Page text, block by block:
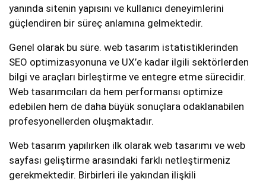
yanında sitenin yapısını ve kullanıcı deneyimlerini
güçlendiren bir süreç anlamına gelmektedir.
Genel olarak bu süre. web tasarım istatistiklerinden
SEO optimizasyonuna ve UX’e kadar ilgili sektörlerden
bilgi ve araçları birleştirme ve entegre etme sürecidir.
Web tasarımcıları da hem performansı optimize
edebilen hem de daha büyük sonuçlara odaklanabilen
profesyonellerden oluşmaktadır.
Web tasarım yapılırken ilk olarak web tasarımı ve web
sayfası geliştirme arasındaki farklı netleştirmeniz
gerekmektedir. Birbirleri ile yakından ilişkili